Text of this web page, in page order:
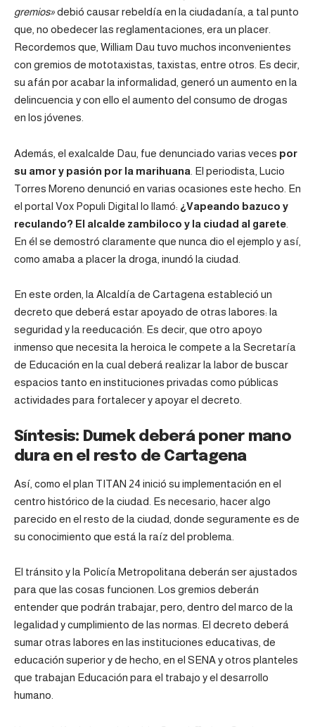
gremios»debió causar rebeldía en la ciudadanía, a tal punto
que, no obedecer las reglamentaciones, era un placer.
Recordemos que, William Dau tuvo muchos inconvenientes
con gremios de mototaxistas, taxistas, entre otros. Es decir,
su afán por acabar la informalidad, generó un aumento en la
delincuencia y con ello el aumento del consumo de drogas
en los jóvenes.
Además, el exalcalde Dau, fue denunciado varias veces por
su amor y pasión por la marihuana . El periodista, Lucio
Torres Moreno denunció en varias ocasiones este hecho. En
el portal Vox Populi Digital lo llamó: ¿Vapeando bazuco y
reculando? El alcalde zambiloco y la ciudad al garete
En él se demostró claramente que nunca dio el ejemplo y así,
como amaba a placer la droga, inundó la ciudad.
En este orden, la Alcaldía de Cartagena estableció un
decreto que deberá estar apoyado de otras labores: la
seguridad y la reeducación. Es decir, que otro apoyo
inmenso que necesita la heroica le compete a la Secretaría
de Educación en la cual deberá realizar la labor de buscar
espacios tanto en instituciones privadas como públicas
actividades para fortalecer y apoyar el decreto.
Síntesis: Dumek deberá poner mano
dura en el resto de Cartagena
Así, como el plan TITAN 24 inició su implementación en el
centro histórico de la ciudad. Es necesario, hacer algo
parecido en el resto de la ciudad, donde seguramente es de
su conocimiento que está la raíz del problema.
El tránsito y la Policía Metropolitana deberán ser ajustados
para que las cosas funcionen. Los gremios deberán
entender que podrán trabajar, pero, dentro del marco de la
legalidad y cumplimiento de las normas. El decreto deberá
sumar otras labores en las instituciones educativas, de
educación superior y de hecho, en el SENA y otros planteles
que trabajan Educación para el trabajo y el desarrollo
humano.